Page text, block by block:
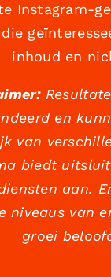
Instagram-
inhoud en
en
van
biedt
aan.
niveaus van
groei